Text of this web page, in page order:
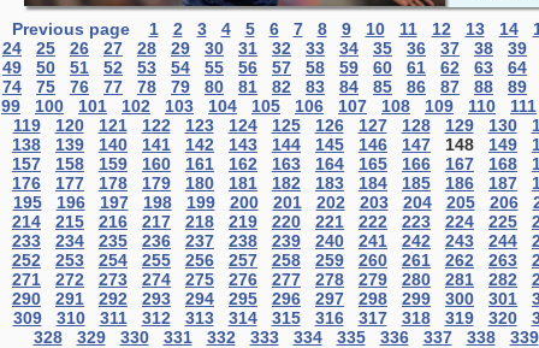
Previous page 1 2 3 4 5 6 7 8 9 10 11 12 13 14
24
25 26 27 28 29 30 31 32 33 34 35 36 37 38
39
49
50 51 52 53 54 55 56 57 58 59 60 61 62 63
64
74
75 76 77 78 79 80 81 82 83 84 85 86 87 88
89
99
100 101 102 103 104 105 106 107 108 109 110
111
119
120 121 122 123 124 125 126 127 128 129 130
138
139 140 141 142 143 144 145 146 147 148 149
157
158 159 160 161 162 163 164 165 166 167 168
176
177 178 179 180 181 182 183 184 185 186 187
195
196 197 198 199 200 201 202 203 204 205 206
214
215 216 217 218 219 220 221 222 223 224 225
233
234 235 236 237 238 239 240 241 242 243 244
252
253 254 255 256 257 258 259 260 261 262 263
271
272 273 274 275 276 277 278 279 280 281 282
290
291 292 293 294 295 296 297 298 299 300 301
309
310 311 312 313 314 315 316 317 318 319 320
328
329 330 331 332 333 334 335 336 337 338 339